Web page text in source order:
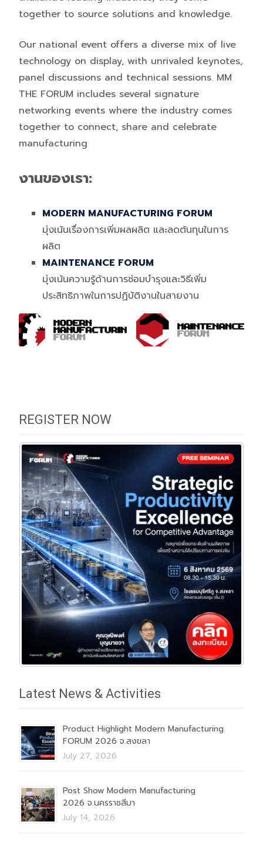
together to source solutions and knowledge.
Our national event offers a diverse mix of live
technology on display, with unrivaled keynotes,
panel discussions and technical sessions. MM
THE FORUM includes several signature
networking events where the industry comes
together to connect, share and celebrate
manufacturing
งานของเรา:
MODERN MANUFACTURING FORUM
มุ่งเน้นเรื่องการเพิ่มผลผลิต และลดต้นทุนในการ
ผลิต
MAINTENANCE FORUM
มุ่งเน้นความรู้ด้านการซ่อมบำรุงและวิธีเพิ่ม
ประสิทธิภาพในการปฏิบัติงานในสายงาน
REGISTER NOW
Latest News & Activities
Product Highlight Modern Manufacturing
FORUM 2026 จ.สงขลา
July 27, 2026
Post Show Modern Manufacturing
2026 จ.นครราชสีมา
July 14, 2026